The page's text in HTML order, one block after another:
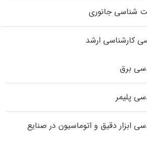
شناسی جانوری
کارشناسی ارشد
برق
پلیمر
ابزار دقیق و اتوماسیون در صنایع